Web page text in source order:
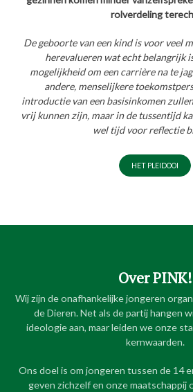
rolverdeling
De geboorte van een kind is voor veel
herevalueren wat echt belangrijk
mogelijkheid om een carrière na te
andere, menselijkere
introductie van een basisinkomen
vrij kunnen zijn, maar in de tussentijd
wel tijd voor reflectie
HET PLEIDOOI
Over PINK!
Wij zijn de onafhankelijke jongeren
de Dieren. Net als de partij hangen
ideologie aan, maar leiden we onze
kernwaarden.
Ons doel is om jongeren tussen de 14
geven zichzelf en onze maatschappij